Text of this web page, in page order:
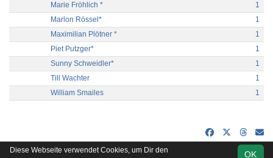
Marie Fröhlich *
1
Marlon Rössel*
1
Maximilian Plötner *
1
Piet Putzger*
1
Sunny Schweidler*
1
Till Wachter
1
William Smailes
1
OK
Diese Webseite verwendet Cookies, um Dir den